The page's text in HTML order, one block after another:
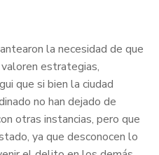
la necesidad de que
valoren estrategias,
que si bien la ciudad
no han dejado de
otras instancias, pero que
ya que desconocen lo